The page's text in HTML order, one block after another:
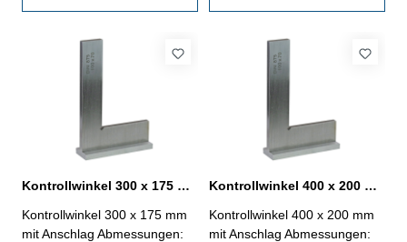
Kontrollwinkel 300 x 175 mm mit Anschlag Normalstahl DIN 875/2
Kontrollwinkel 300 x 175 mm
mit Anschlag Abmessungen:
Kontrollwinkel 400 x 200 mm mit Anschlag Normalstahl DIN 875/2
Kontrollwinkel 400 x 200 mm
mit Anschlag Abmessungen: